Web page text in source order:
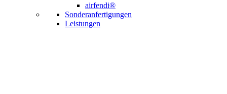
airfendi®
Sonderanfertigungen
Leistungen